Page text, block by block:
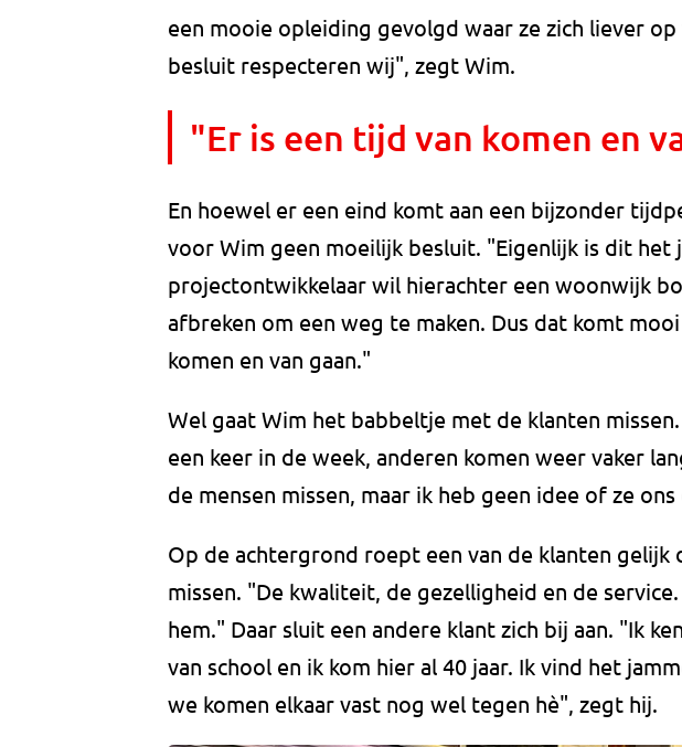
een mooie opleiding gevolgd waar ze zich liever
besluit respecteren wij", zegt Wim.
"Er is een tijd van komen en
En hoewel er een eind komt aan een bijzonder
voor Wim geen moeilijk besluit. "Eigenlijk is dit het
projectontwikkelaar wil hierachter een woonwijk
afbreken om een weg te maken. Dus dat komt
komen en van gaan."
Wel gaat Wim het babbeltje met de klanten
een keer in de week, anderen komen weer vaker
de mensen missen, maar ik heb geen idee of ze
Op de achtergrond roept een van de klanten gelijk
missen. "De kwaliteit, de gezelligheid en de
hem." Daar sluit een andere klant zich bij aan. "Ik
van school en ik kom hier al 40 jaar. Ik vind het
we komen elkaar vast nog wel tegen hè", zegt hij.